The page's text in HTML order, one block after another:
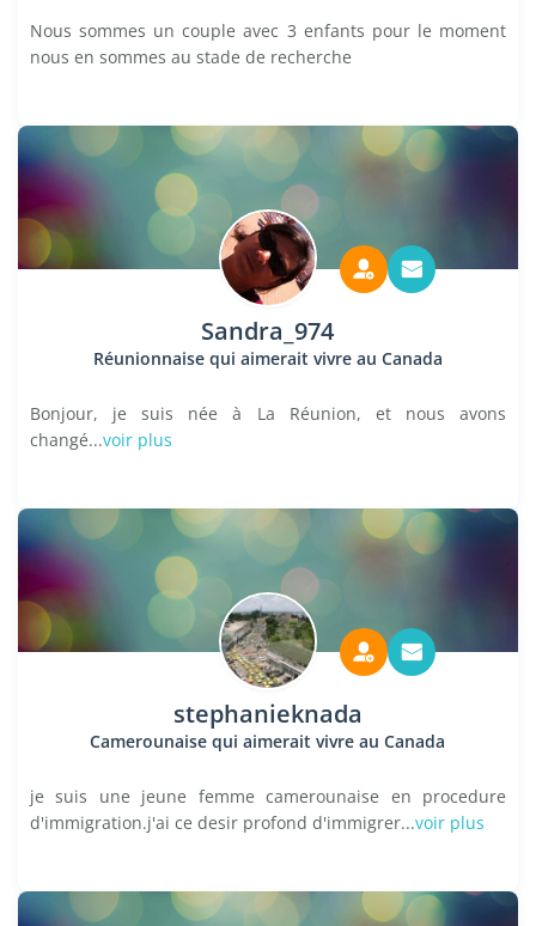
Nous sommes un couple avec 3 enfants pour le moment
nous en sommes au stade de recherche
Sandra_974
Réunionnaise qui aimerait vivre au Canada
Bonjour, je suis née à La Réunion, et nous avons
changé...voir plus
stephanieknada
Camerounaise qui aimerait vivre au Canada
je suis une jeune femme camerounaise en procedure
d'immigration.j'ai ce desir profond d'immigrer...voir plus